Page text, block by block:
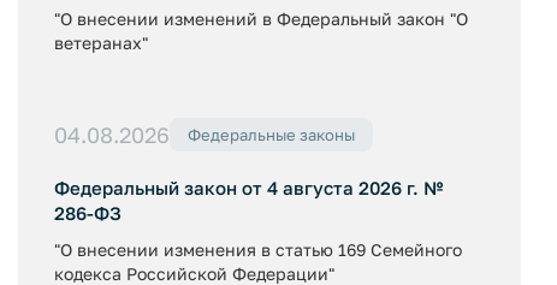
"О внесении изменений в Федеральный закон "О
ветеранах"
04.08.2026 Федеральные законы
Федеральный закон от 4 августа 2026 г. №
286-ФЗ
"О внесении изменения в статью 169 Семейного
кодекса Российской Федерации"